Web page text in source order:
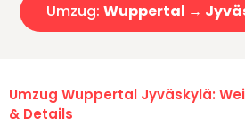
Umzug: Wuppertal →
Umzug Wuppertal Jyväskylä:
& Details